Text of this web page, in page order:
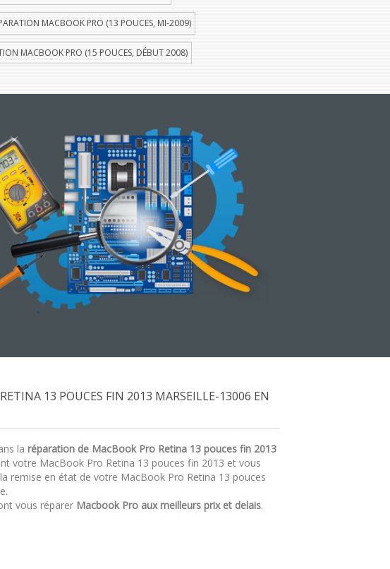
MACBOOK PRO (13 POUCES, MI-2009)
MACBOOK PRO (15 POUCES, DÉBUT 2008)
13 POUCES FIN 2013 MARSEILLE-13006 EN
la réparation de MacBook Pro Retina 13 pouces fin 2013
votre MacBook Pro Retina 13 pouces fin 2013 et vous
remise en état de votre MacBook Pro Retina 13 pouces
vous réparer Macbook Pro aux meilleurs prix et delais.